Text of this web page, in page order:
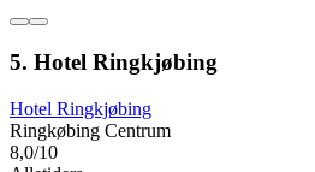
5. Hotel Ringkjøbing
Hotel Ringkjøbing
Ringkøbing Centrum
8,0/10